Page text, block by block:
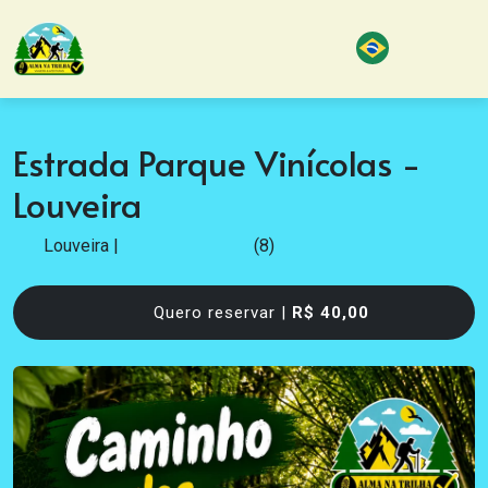
Estrada Parque Vinícolas -
Louveira
Louveira | (8)
Quero reservar | R$ 40,00